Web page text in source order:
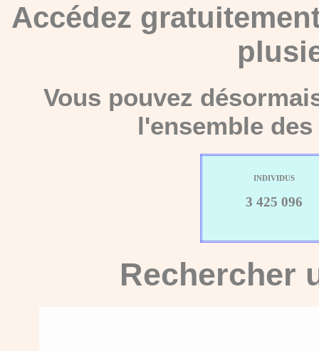
Accédez
Vous pouvez
l'ensemble
INDIVIDUS
3 425 096
Rechercher